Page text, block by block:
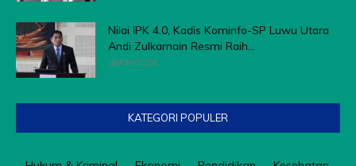
Nilai IPK 4.0, Kadis Kominfo-SP Luwu Utara
Andi Zulkarnain Resmi Raih...
08/08/2026
KATEGORI POPULER